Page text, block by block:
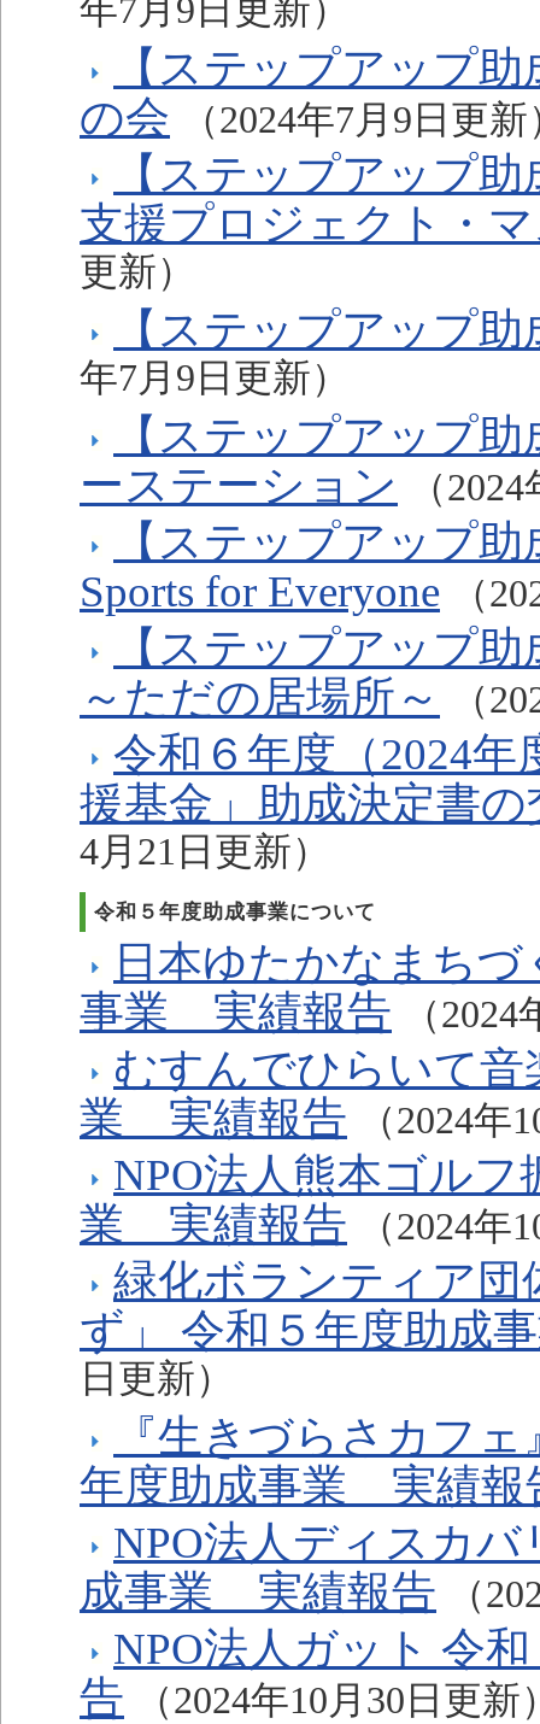
年7月9日更新）
【ステップアップ
の会
（2024年7月9日更新
【ステップアップ
支援プロジェクト・
更新）
【ステップアップ
年7月9日更新）
【ステップアップ
ーステーション
（
【ステップアップ
Sports for Everyone
（
【ステップアップ
～ただの居場所～
（
令和６年度（2024
援基金」助成決定書
4月21日更新）
令和５年度助成事業について
日本ゆたかなまち
事業 実績報告
（
むすんでひらいて音
業 実績報告
（2024年
NPO法人熊本ゴルフ
業 実績報告
（2024年
緑化ボランティア
ず」 令和５年度助成
日更新）
『生きづらさカフ
年度助成事業 実績報
NPO法人ディスカ
成事業 実績報告
（
NPO法人ガット 令
告
（2024年10月30日更新